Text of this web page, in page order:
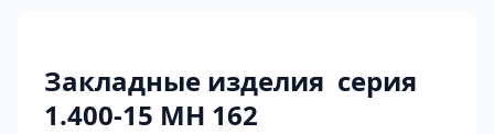
Закладные изделия серия
1.400-15 МН 162